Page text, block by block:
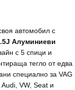
автомобил с
Алуминиеви
с 5 спици и
тегло от едва
специално за VAG
VW, Seat и